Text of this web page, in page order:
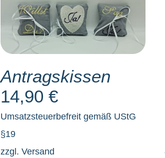
SELECT OPTIONS
/
DETAILS
Antragskissen
14,90 €
Umsatzsteuerbefreit gemäß UStG
§19
zzgl. Versand